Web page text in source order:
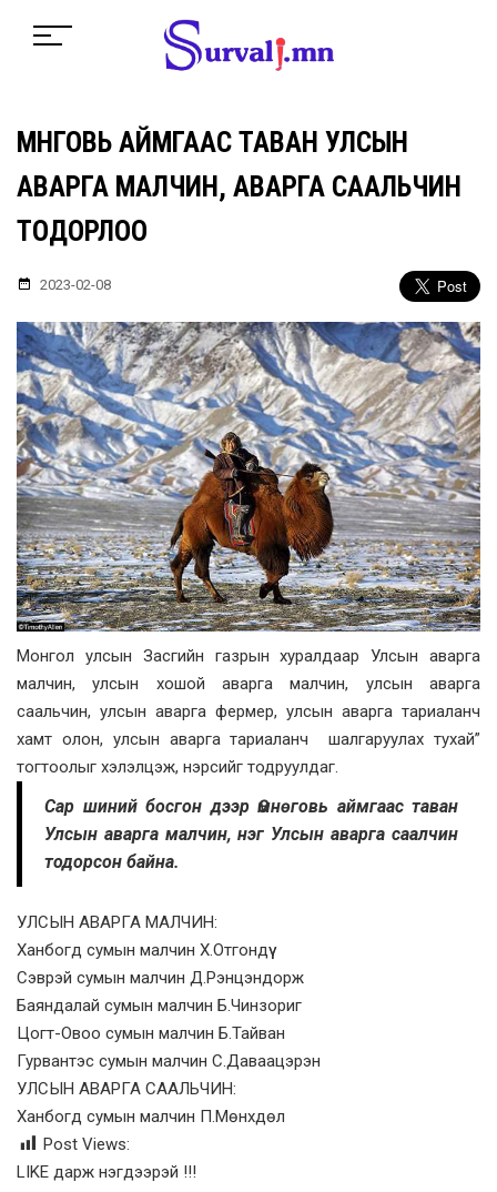
ӨМНӨГОВЬ АЙМГААС ТАВАН УЛСЫН
АВАРГА МАЛЧИН, АВАРГА СААЛЬЧИН
ТОДОРЛОО
2023-02-08
Монгол улсын Засгийн газрын хуралдаар Улсын аварга
малчин, улсын хошой аварга малчин, улсын аварга
саальчин, улсын аварга фермер, улсын аварга тариаланч
хамт олон, улсын аварга тариаланч шалгаруулах тухай”
тогтоолыг хэлэлцэж, нэрсийг тодруулдаг.
Сар шиний босгон дээр Өмнөговь аймгаас таван
Улсын аварга малчин, нэг Улсын аварга саалчин
тодорсон байна.
УЛСЫН АВАРГА МАЛЧИН:
Ханбогд сумын малчин Х.Отгондүү
Сэврэй сумын малчин Д.Рэнцэндорж
Баяндалай сумын малчин Б.Чинзориг
Цогт-Овоо сумын малчин Б.Тайван
Гурвантэс сумын малчин С.Даваацэрэн
УЛСЫН АВАРГА СААЛЬЧИН:
Ханбогд сумын малчин П.Мөнхдөл
Post Views:
LIKE дарж нэгдээрэй !!!